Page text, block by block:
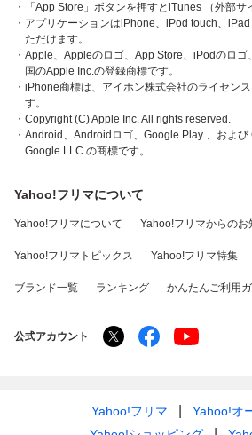
・「App Store」ボタンを押すとiTunes （外部サ
・アプリケーションはiPhone、iPod touch、
ただけます。
・Apple、Appleのロゴ、App Store、iPodのロ
国のApple Inc.の登録商標です。
・iPhone商標は、アイホン株式会社のライセン
す。
・Copyright (C) Apple Inc. All rights reserved.
・Android、Androidロゴ、Google Play 、および
Google LLC の商標です。
Yahoo!フリマについて
Yahoo!フリマについて Yahoo!フリマからのお
Yahoo!フリマトピックス Yahoo!フリマ特集
ブランド一覧 ランキング かんたんご利用
公式アカウント
Yahoo!フリマ
Yahoo!オ